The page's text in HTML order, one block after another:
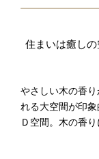
住まいは癒し
やさしい木の香
れる大空間が印象
Ｄ空間。木の香